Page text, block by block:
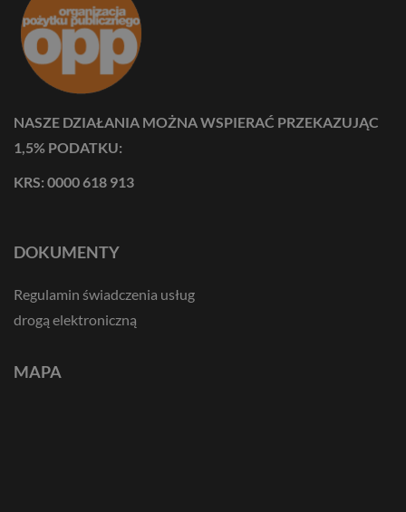
NASZE DZIAŁANIA MOŻNA WSPIERAĆ PRZEKAZUJĄC
1,5% PODATKU:
KRS: 0000 618 913
DOKUMENTY
Regulamin świadczenia usług
drogą elektroniczną
MAPA